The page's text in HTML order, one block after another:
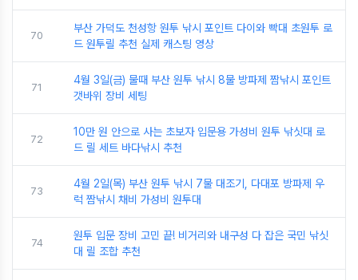
70
부산 가덕도 천성항 원투 낚시 포인트 다이와 빡대 초원투 로
드 원투릴 추천 실제 캐스팅 영상
71
4월 3일(금) 물때 부산 원투 낚시 8물 방파제 짬낚시 포인트
갯바위 장비 세팅
72
10만 원 안으로 사는 초보자 입문용 가성비 원투 낚싯대 로
드 릴 세트 바다낚시 추천
73
4월 2일(목) 부산 원투 낚시 7물 대조기, 다대포 방파제 우
럭 짬낚시 채비 가성비 원투대
74
원투 입문 장비 고민 끝! 비거리와 내구성 다 잡은 국민 낚싯
대 릴 조합 추천